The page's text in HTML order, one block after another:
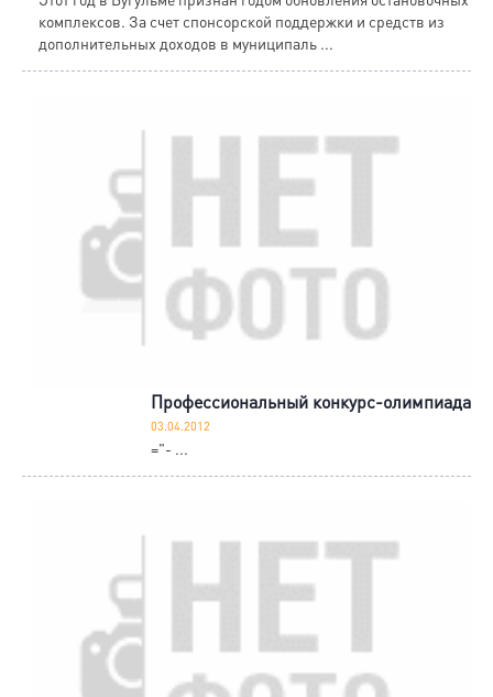
комплексов. За счет спонсорской поддержки и средств из
дополнительных доходов в муниципаль ...
Профессиональный конкурс-олимпиада
03.04.2012
="- ...